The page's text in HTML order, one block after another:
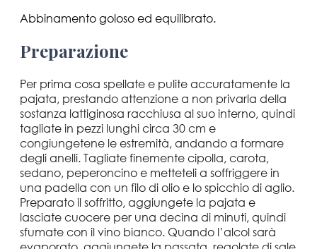
Abbinamento goloso ed equilibrato.
Preparazione
Per prima cosa spellate e pulite accuratamente la
pajata, prestando attenzione a non privarla della
sostanza lattiginosa racchiusa al suo interno, quindi
tagliate in pezzi lunghi circa 30 cm e
congiungetene le estremità, andando a formare
degli anelli. Tagliate finemente cipolla, carota,
sedano, peperoncino e metteteli a soffriggere in
una padella con un filo di olio e lo spicchio di aglio.
Preparato il soffritto, aggiungete la pajata e
lasciate cuocere per una decina di minuti, quindi
sfumate con il vino bianco. Quando l’alcol sarà